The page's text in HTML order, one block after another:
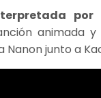
interpretada
animada
junto a